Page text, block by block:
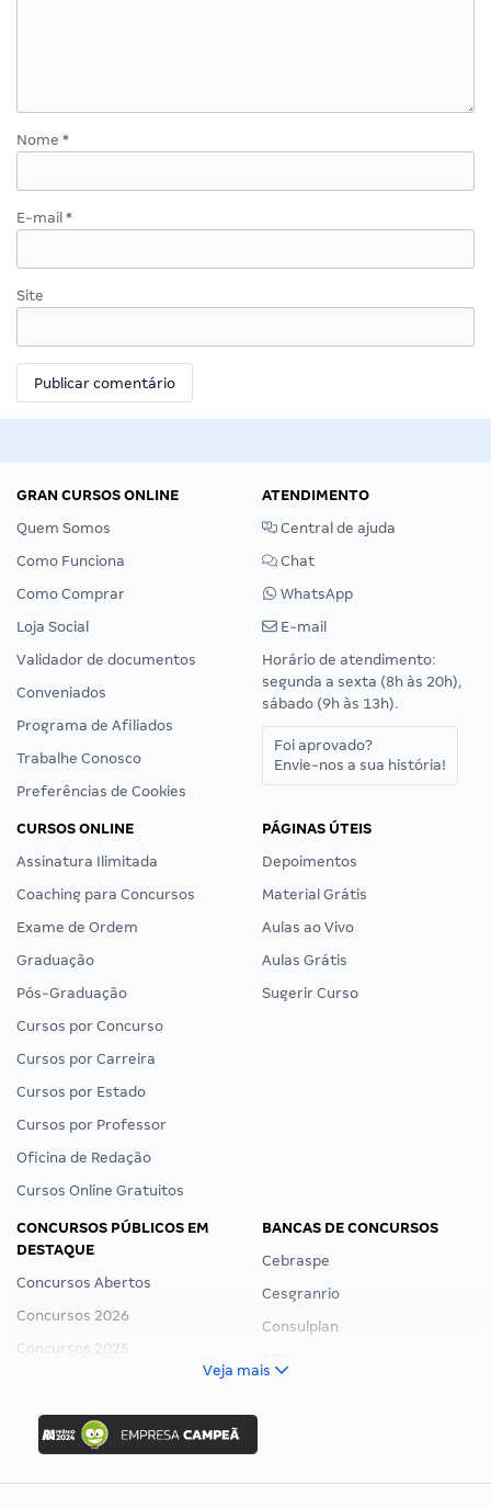
Nome *
E-mail *
Site
GRAN CURSOS ONLINE
Quem Somos
Como Funciona
Como Comprar
Loja Social
Validador de documentos
Conveniados
Programa de Afiliados
Trabalhe Conosco
Preferências de Cookies
ATENDIMENTO
Central de ajuda
Chat
WhatsApp
E-mail
Horário de atendimento:
segunda a sexta (8h às 20h),
sábado (9h às 13h).
Foi aprovado?
Envie-nos a sua história!
CURSOS ONLINE
Assinatura Ilimitada
Coaching para Concursos
Exame de Ordem
Graduação
Pós-Graduação
Cursos por Concurso
Cursos por Carreira
Cursos por Estado
Cursos por Professor
Oficina de Redação
Cursos Online Gratuitos
PÁGINAS ÚTEIS
Depoimentos
Material Grátis
Aulas ao Vivo
Aulas Grátis
Sugerir Curso
CONCURSOS PÚBLICOS EM
DESTAQUE
Concursos Abertos
Concursos 2026
Concursos 2025
Concurso Ibama
Concurso MPU
Editais publicados
BANCAS DE CONCURSOS
Cebraspe
Cesgranrio
Consulplan
Veja mais